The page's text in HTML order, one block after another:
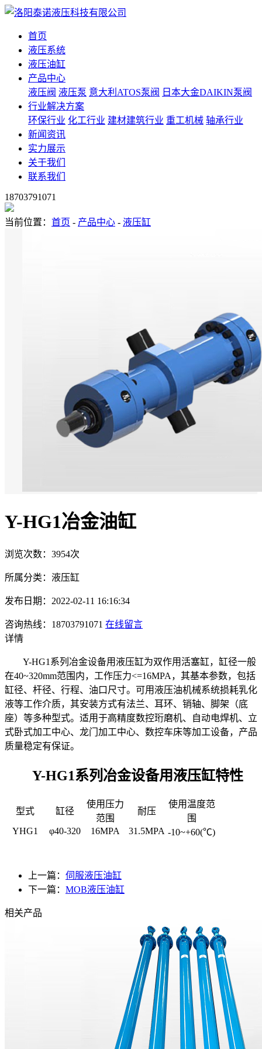
首页
液压系统
液压油缸
产品中心
液压阀 液压泵 意大利ATOS泵阀
日本大金DAIKIN泵阀
行业解决方案
环保行业 化工行业 建材建筑行业 重工机械 轴承行业
新闻资讯
实力展示
关于我们
联系我们
18703791071
当前位置： 首页 - 产品中心 - 液压缸
Y-HG1冶金油缸
浏览次数：3954次
所属分类：液压缸
发布日期：2022-02-11 16:16:34
咨询热线：18703791071 在线留言
详情
Y-HG1系列冶金设备用液压缸为双作用活塞缸，缸径一般
在40~320mm范围内，工作压力<=16MPA，其基本参数，包括
缸径、杆径、行程、油口尺寸。可用液压油机械系统损耗乳化
液等工作介质，其安装方式有法兰、耳环、销轴、脚架（底
座）等多种型式。适用于高精度数控珩磨机、自动电焊机、立
式卧式加工中心、龙门加工中心、数控车床等加工设备，产品
质量稳定有保证。
Y-HG1系列冶金设备用液压缸特性
型式 缸径
使用压力
范围
耐压
使用温度范
围
YHG1
φ40-320 16MPA 31.5MPA -10~+60(℃)
上一篇： 伺服液压油缸
下一篇： MOB液压油缸
相关产品